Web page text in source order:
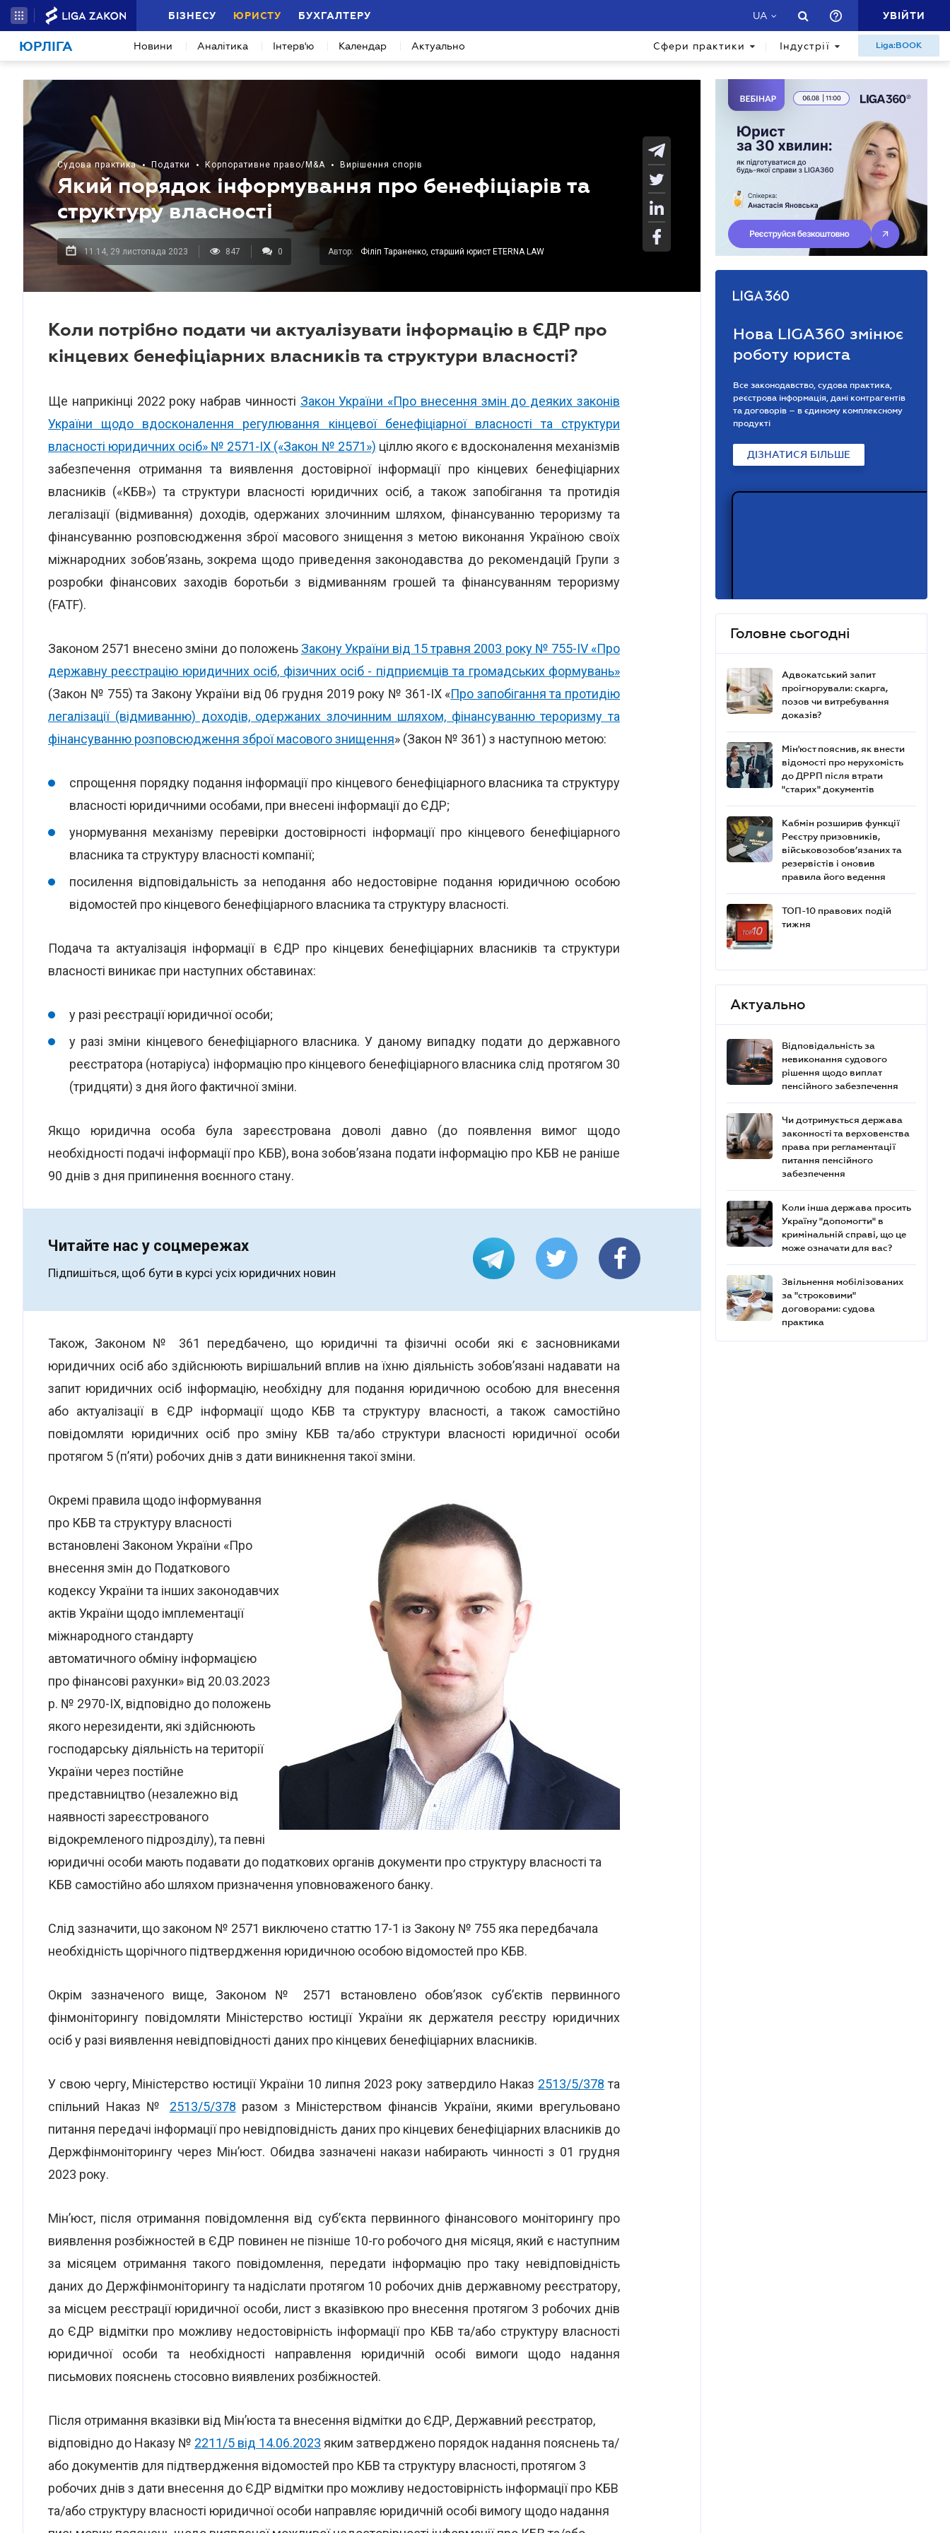
БІЗНЕСУ ЮРИСТУ БУХГАЛТЕРУ UA УВІЙТИ
ЮРЛІГА Новини Аналітика Інтерв'ю Календар Актуально Сфери практики Індустрії Liga:BOOK
Судова практика • Податки • Корпоративне право/M&A • Вирішення спорів
Який порядок інформування про бенефіціарів та
структуру власності
11.14, 29 листопада 2023 847 0 Автор: Філіп Тараненко, старший юрист ETERNA LAW
Коли потрібно подати чи актуалізувати інформацію в ЄДР про
кінцевих бенефіціарних власників та структури власності?
Ще наприкінці 2022 року набрав чинності Закон України «Про внесення змін до деяких законів
України щодо вдосконалення регулювання кінцевої бенефіціарної власності та структури
власності юридичних осіб» № 2571-ІХ («Закон № 2571») ціллю якого є вдосконалення механізмів
забезпечення отримання та виявлення достовірної інформації про кінцевих бенефіціарних
власників («КБВ») та структури власності юридичних осіб, а також запобігання та протидія
легалізації (відмивання) доходів, одержаних злочинним шляхом, фінансуванню тероризму та
фінансуванню розповсюдження зброї масового знищення з метою виконання Україною своїх
міжнародних зобов’язань, зокрема щодо приведення законодавства до рекомендацій Групи з
розробки фінансових заходів боротьби з відмиванням грошей та фінансуванням тероризму
(FATF).
Законом 2571 внесено зміни до положень Закону України від 15 травня 2003 року № 755-IV «Про
державну реєстрацію юридичних осіб, фізичних осіб - підприємців та громадських формувань»
(Закон № 755) та Закону України від 06 грудня 2019 року № 361-ІХ «Про запобігання та протидію
легалізації (відмиванню) доходів, одержаних злочинним шляхом, фінансуванню тероризму та
фінансуванню розповсюдження зброї масового знищення» (Закон № 361) з наступною метою:
спрощення порядку подання інформації про кінцевого бенефіціарного власника та структуру
власності юридичними особами, при внесені інформації до ЄДР;
унормування механізму перевірки достовірності інформації про кінцевого бенефіціарного
власника та структуру власності компанії;
посилення відповідальність за неподання або недостовірне подання юридичною особою
відомостей про кінцевого бенефіціарного власника та структуру власності.
Подача та актуалізація інформації в ЄДР про кінцевих бенефіціарних власників та структури
власності виникає при наступних обставинах:
у разі реєстрації юридичної особи;
у разі зміни кінцевого бенефіціарного власника. У даному випадку подати до державного
реєстратора (нотаріуса) інформацію про кінцевого бенефіціарного власника слід протягом 30
(тридцяти) з дня його фактичної зміни.
Якщо юридична особа була зареєстрована доволі давно (до появлення вимог щодо
необхідності подачі інформації про КБВ), вона зобов’язана подати інформацію про КБВ не раніше
90 днів з дня припинення воєнного стану.
Читайте нас у соцмережах
Підпишіться, щоб бути в курсі усіх юридичних новин
Також, Законом № 361 передбачено, що юридичні та фізичні особи які є засновниками
юридичних осіб або здійснюють вирішальний вплив на їхню діяльність зобов’язані надавати на
запит юридичних осіб інформацію, необхідну для подання юридичною особою для внесення
або актуалізації в ЄДР інформації щодо КБВ та структуру власності, а також самостійно
повідомляти юридичних осіб про зміну КБВ та/або структури власності юридичної особи
протягом 5 (п’яти) робочих днів з дати виникнення такої зміни.
Окремі правила щодо інформування
про КБВ та структуру власності
встановлені Законом України «Про
внесення змін до Податкового
кодексу України та інших законодавчих
актів України щодо імплементації
міжнародного стандарту
автоматичного обміну інформацією
про фінансові рахунки» від 20.03.2023
р. № 2970-IX, відповідно до положень
якого нерезиденти, які здійснюють
господарську діяльність на території
України через постійне
представництво (незалежно від
наявності зареєстрованого
відокремленого підрозділу), та певні
юридичні особи мають подавати до податкових органів документи про структуру власності та
КБВ самостійно або шляхом призначення уповноваженого банку.
Слід зазначити, що законом № 2571 виключено статтю 17-1 із Закону № 755 яка передбачала
необхідність щорічного підтвердження юридичною особою відомостей про КБВ.
Окрім зазначеного вище, Законом № 2571 встановлено обов’язок суб’єктів первинного
фінмоніторингу повідомляти Міністерство юстиції України як держателя реєстру юридичних
осіб у разі виявлення невідповідності даних про кінцевих бенефіціарних власників.
У свою чергу, Міністерство юстиції України 10 липня 2023 року затвердило Наказ 2513/5/378 та
спільний Наказ № 2513/5/378 разом з Міністерством фінансів України, якими врегульовано
питання передачі інформації про невідповідність даних про кінцевих бенефіціарних власників до
Держфінмоніторингу через Мін’юст. Обидва зазначені накази набирають чинності з 01 грудня
2023 року.
Мін’юст, після отримання повідомлення від суб’єкта первинного фінансового моніторингу про
виявлення розбіжностей в ЄДР повинен не пізніше 10-го робочого дня місяця, який є наступним
за місяцем отримання такого повідомлення, передати інформацію про таку невідповідність
даних до Держфінмоніторингу та надіслати протягом 10 робочих днів державному реєстратору,
за місцем реєстрації юридичної особи, лист з вказівкою про внесення протягом 3 робочих днів
до ЄДР відмітки про можливу недостовірність інформації про КБВ та/або структуру власності
юридичної особи та необхідності направлення юридичній особі вимоги щодо надання
письмових пояснень стосовно виявлених розбіжностей.
Після отримання вказівки від Мін’юста та внесення відмітки до ЄДР, Державний реєстратор,
відповідно до Наказу № 2211/5 від 14.06.2023 яким затверджено порядок надання пояснень та/
або документів для підтвердження відомостей про КБВ та структуру власності, протягом 3
робочих днів з дати внесення до ЄДР відмітки про можливу недостовірність інформації про КБВ
та/або структуру власності юридичної особи направляє юридичній особі вимогу щодо надання
Нова LIGA360 змінює
роботу юриста
Все законодавство, судова практика,
реєстрова інформація, дані контрагентів
та договорів – в єдиному комплексному
продукті
ДІЗНАТИСЯ БІЛЬШЕ
Головне сьогодні
Адвокатський запит
проігнорували: скарга,
позов чи витребування
доказів?
Мін'юст пояснив, як внести
відомості про нерухомість
до ДРРП після втрати
"старих" документів
Кабмін розширив функції
Реєстру призовників,
військовозобов’язаних та
резервістів і оновив
правила його ведення
ТОП-10 правових подій
тижня
Актуально
Відповідальність за
невиконання судового
рішення щодо виплат
пенсійного забезпечення
Чи дотримується держава
законності та верховенства
права при регламентації
питання пенсійного
забезпечення
Коли інша держава просить
Україну "допомогти" в
кримінальній справі, що це
може означати для вас?
Звільнення мобілізованих
за "строковими"
договорами: судова
практика